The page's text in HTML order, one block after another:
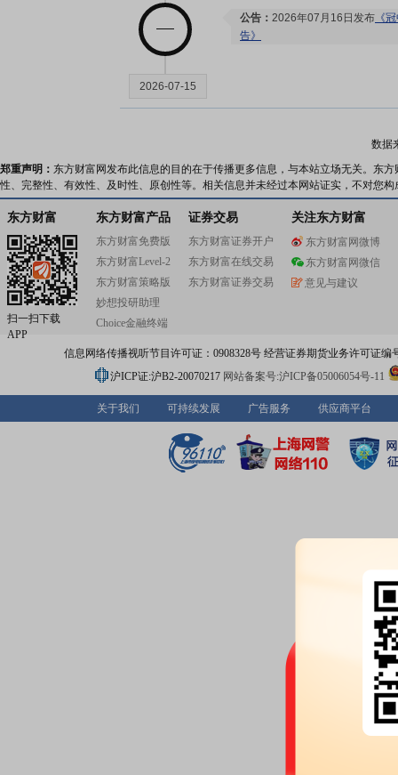
公告： 2026年07月16日发布 《
告》
2026-07-15
2026-07-14
公告： 2026年07月14日发布《冠
示性公告》
公告：2026年07月10日发布《冠
示性公告》
股本变动：2026年07月10日因
2026-07-09
《
于青岛冠中生态股份有限公司可
《
于冠中生态2026年第二次临时
数据
郑重声明： 东方财富网发布此信息的目的在于传播更多信息，与本站立场无关。东
性、完整性、有效性、及时性、原创性等。相关信息并未经过本网站证实，不对您
东方财富
扫一扫下载
APP
东方财富产品
东方财富免费版
东方财富Level-2
东方财富策略版
妙想投研助理
Choice金融终端
证券交易
东方财富证券开户
东方财富在线交易
东方财富证券交易
关注东方财富
东方财富网微博
东方财富网微信
意见与建议
信息网络传播视听节目许可证：0908328号 经营证券期货业务许可证编
沪ICP证:沪B2-20070217 网站备案号:沪ICP备05006054号-11
关于我们 可持续发展 广告服务 供应商平台